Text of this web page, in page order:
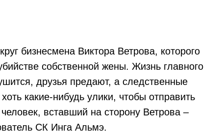
бизнесмена Виктора Ветрова, которого
собственной жены. Жизнь главного
друзья предают, а следственные
какие-нибудь улики, чтобы отправить
вставший на сторону Ветрова –
СК Инга Альмэ.